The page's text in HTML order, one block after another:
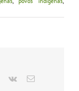
Pinterest
Vk
E-